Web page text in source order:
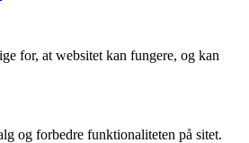
for, at websitet kan fungere, og kan
og forbedre funktionaliteten på sitet.